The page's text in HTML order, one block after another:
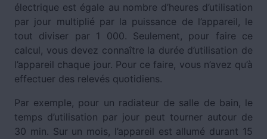
électrique est égale au nombre d’heures d’utilisation
par jour multiplié par la puissance de l’appareil, le
tout diviser par 1 000. Seulement, pour faire ce
calcul, vous devez connaître la durée d’utilisation de
l’appareil chaque jour. Pour ce faire, vous n’avez qu’à
effectuer des relevés quotidiens.
Par exemple, pour un radiateur de salle de bain, le
temps d’utilisation par jour peut tourner autour de
30 min. Sur un mois, l’appareil est allumé durant 15